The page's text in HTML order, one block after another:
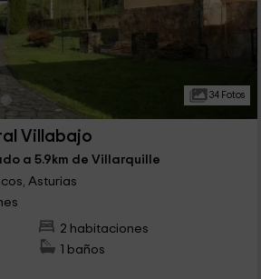
34 Fotos
Villabajo
a 5.9km de Villarquille
Asturias
2 habitaciones
1 baños